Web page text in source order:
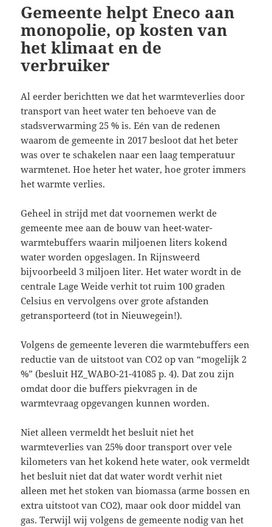
n
Gemeente helpt Eneco aan
monopolie, op kosten van
het klimaat en de
verbruiker
Al eerder berichtten we dat het warmteverlies door
transport van heet water ten behoeve van de
stadsverwarming 25 % is. Eén van de redenen
waarom de gemeente in 2017 besloot dat het beter
was over te schakelen naar een laag temperatuur
warmtenet. Hoe heter het water, hoe groter immers
het warmte verlies.
Geheel in strijd met dat voornemen werkt de
gemeente mee aan de bouw van heet-water-
warmtebuffers waarin miljoenen liters kokend
water worden opgeslagen. In Rijnsweerd
bijvoorbeeld 3 miljoen liter. Het water wordt in de
centrale Lage Weide verhit tot ruim 100 graden
Celsius en vervolgens over grote afstanden
getransporteerd (tot in Nieuwegein!).
Volgens de gemeente leveren die warmtebuffers een
reductie van de uitstoot van CO2 op van “mogelijk 2
%” (besluit HZ_WABO-21-41085 p. 4). Dat zou zijn
omdat door die buffers piekvragen in de
warmtevraag opgevangen kunnen worden.
Niet alleen vermeldt het besluit niet het
warmteverlies van 25% door transport over vele
kilometers van het kokend hete water, ook vermeldt
het besluit niet dat dat water wordt verhit niet
alleen met het stoken van biomassa (arme bossen en
extra uitstoot van CO2), maar ook door middel van
gas. Terwijl wij volgens de gemeente nodig van het